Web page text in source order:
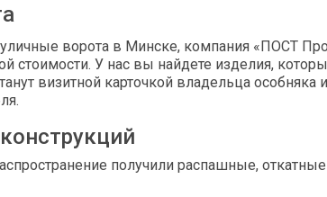
уличные ворота в Минске, компания «ПОСТ
стоимости. У нас вы найдете изделия,
визитной карточкой владельца
получили распашные,